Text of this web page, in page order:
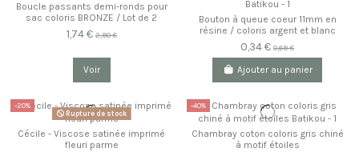
Boucle passants demi-ronds pour
sac coloris BRONZE / Lot de 2
1,74 € 2,90 €
Voir
Bouton à queue coeur 11mm en
résine / coloris argent et blanc
0,34 €0,69 €
Ajouter au panier
-20%
Rupture de stock
Cécile - Viscose satinée imprimé
fleuri parme
-40%
Chambray coton coloris gris chiné
à motif étoiles